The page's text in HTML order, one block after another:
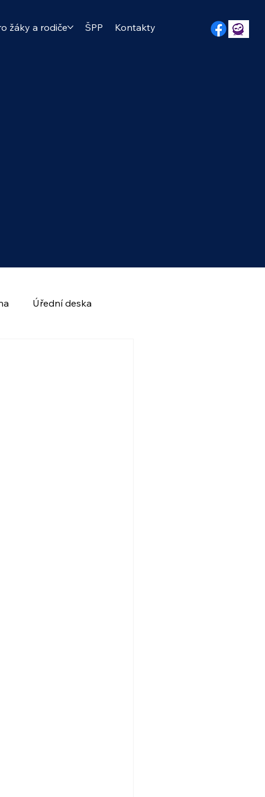
žáky a rodiče ŠPP Kontakty
Úřední deska